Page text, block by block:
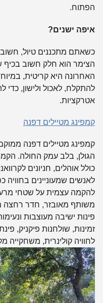
הפתוח.
איפה ישנים?
כשאתם מתכננים טיול,
הצימר הוא חלק חשוב בכיף
האחרונה היא קריטית,
להתקלח, לאכול ולישון,
אטרקציות.
קמפינג מטיילים דפנה
קמפינג מטיילים דפנה
הגולן, בלב עמק החולה.
כולל אוהלים, חניונים
לאנשים שמעוניינים
להקמה עצמית על שטחי
משותף מאובזר, חדר רחצה
פינות ישיבה מעוצבות
זמינות, שולחנות פיקניק,
לחוויה קולינרית, משחקייה